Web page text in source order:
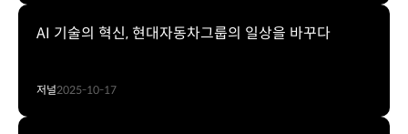
AI 기술의 혁신, 현대자동차그룹의 일상을 바꾸다
저널2025-10-17